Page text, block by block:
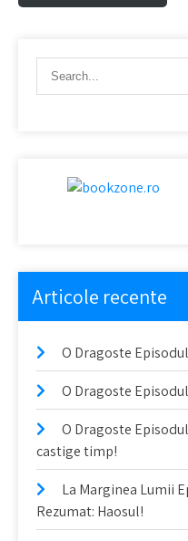
Articole recente
O Dragoste
O Dragoste
O Dragoste
castige timp!
La Marginea Lumii
Rezumat: Haosul!